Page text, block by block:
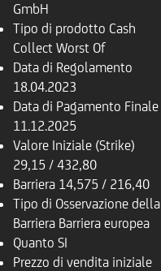
GmbH
Tipo di prodotto Cash
Collect Worst Of
Data di Regolamento
18.04.2023
Data di Pagamento Finale
11.12.2025
Valore Iniziale (Strike)
29,15 / 432,80
Barriera 14,575 / 216,40
Tipo di Osservazione della
Barriera Barriera europea
Quanto SI
Prezzo di vendita iniziale